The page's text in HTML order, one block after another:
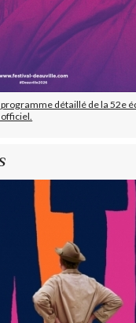
détaillé de la 52e